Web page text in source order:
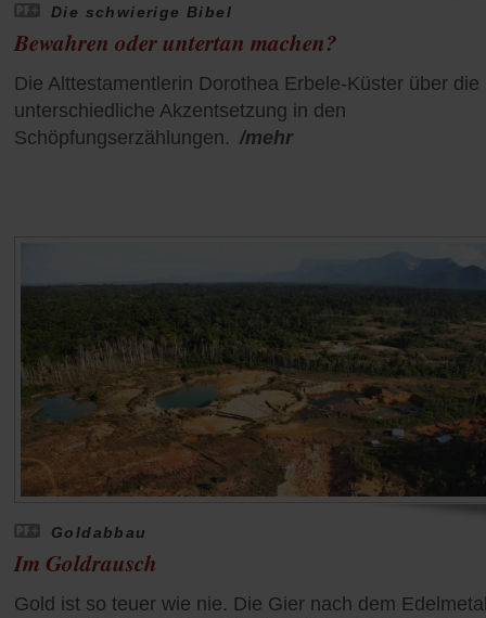
Die schwierige Bibel
Bewahren oder untertan machen?
Die Alttestamentlerin Dorothea Erbele-Küster über die
unterschiedliche Akzentsetzung in den
Schöpfungserzählungen. /mehr
Goldabbau
Im Goldrausch
Gold ist so teuer wie nie. Die Gier nach dem